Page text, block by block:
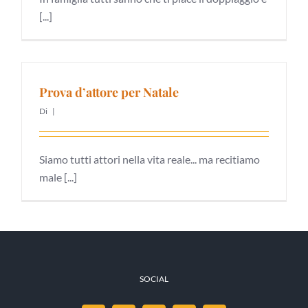
[...]
Prova d’attore per Natale
Di |
Siamo tutti attori nella vita reale... ma recitiamo
male [...]
SOCIAL